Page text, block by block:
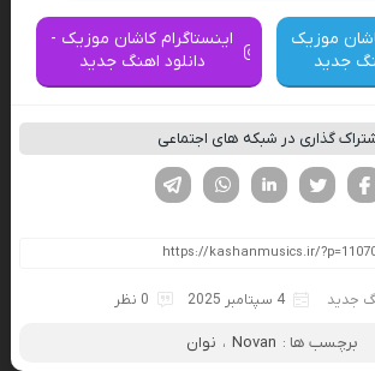
موزیک
جدید
اینستاگرام کاشان موزیک -
دانلود اهنگ جدید
گذاری در شبکه های اجتماعی
لینکدین تویتر
فیسوک
جدید 4 سپتامبر 2025 0 نظر
برچسب ها : Novan ، نوان